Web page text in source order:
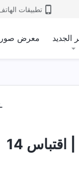
تطبيقات
الجديد معرض صور
14